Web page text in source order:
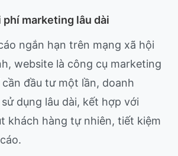
phí marketing lâu dài
ngắn hạn trên mạng xã hội
website là công cụ marketing
đầu tư một lần, doanh
dụng lâu dài, kết hợp với
khách hàng tự nhiên, tiết kiệm